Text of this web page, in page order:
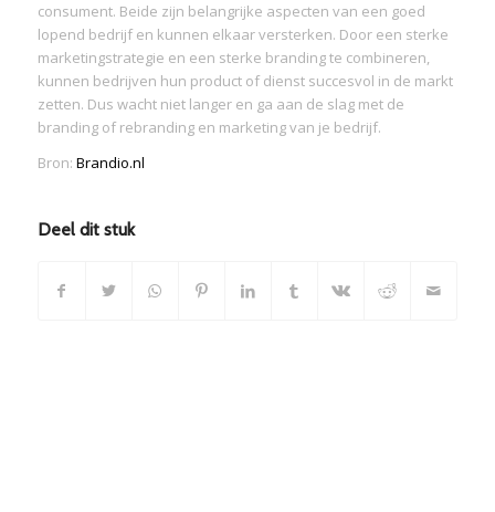
consument. Beide zijn belangrijke aspecten van een goed
lopend bedrijf en kunnen elkaar versterken. Door een sterke
marketingstrategie en een sterke branding te combineren,
kunnen bedrijven hun product of dienst succesvol in de markt
zetten. Dus wacht niet langer en ga aan de slag met de
branding of rebranding en marketing van je bedrijf.
Bron: Brandio.nl
Deel dit stuk